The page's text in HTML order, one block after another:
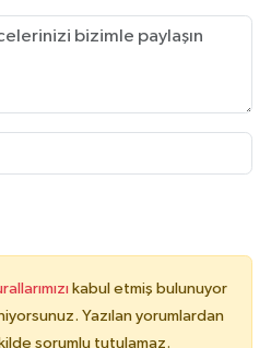
kabul etmiş bulunuyor
Yazılan yorumlardan
sorumlu tutulamaz.